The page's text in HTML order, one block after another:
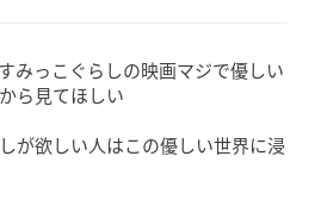
みっこぐらしの映画マジで優しい
ら見てほしい
が欲しい人はこの優しい世界に浸